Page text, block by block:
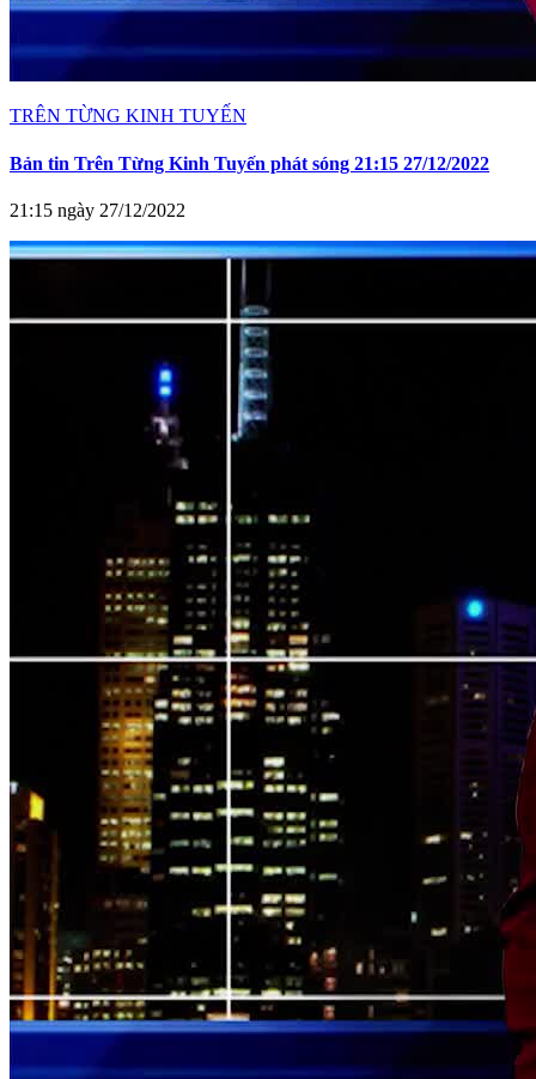
TRÊN TỪNG KINH TUYẾN
Bản tin Trên Từng Kinh Tuyến phát sóng 21:15 27/12/2022
21:15 ngày 27/12/2022